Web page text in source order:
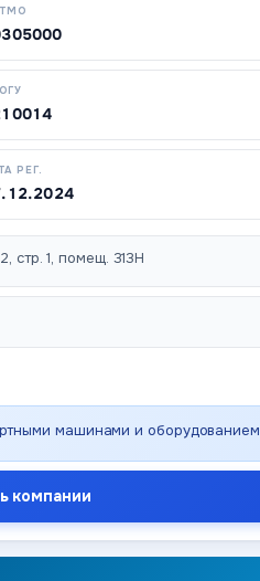
РЕГ.
стр. 1, помещ. 313Н
машинами и оборудованием
компании